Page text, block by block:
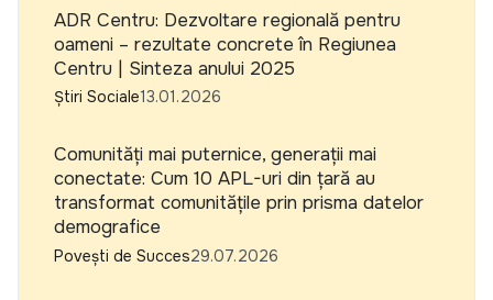
ADR Centru: Dezvoltare regională pentru
oameni – rezultate concrete în Regiunea
Centru | Sinteza anului 2025
Știri Sociale13.01.2026
Comunități mai puternice, generații mai
conectate: Cum 10 APL-uri din țară au
transformat comunitățile prin prisma datelor
demografice
Povești de Succes29.07.2026